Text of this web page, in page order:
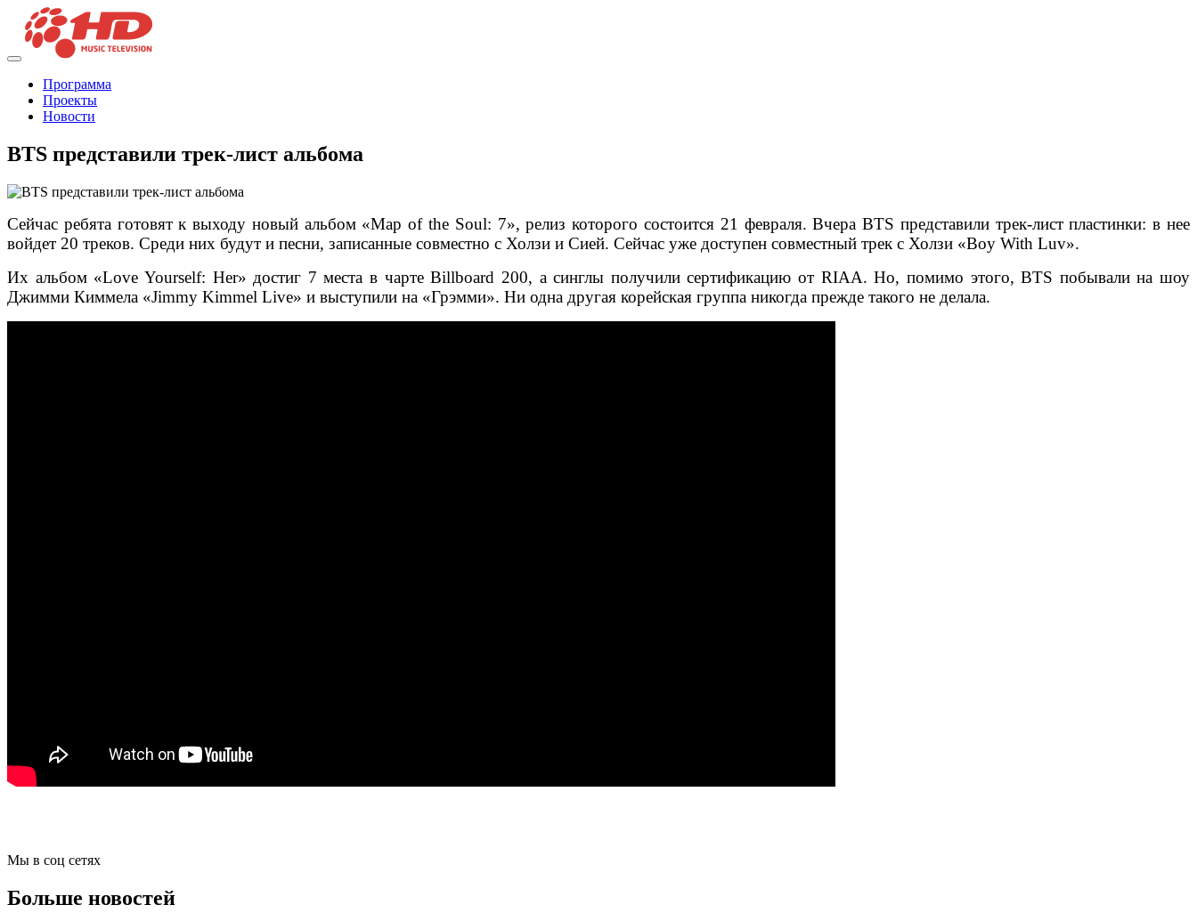
Программа
Проекты
Новости
BTS представили трек-лист альбома
Сейчас ребята готовят к выходу новый альбом «Map of the Soul: 7», релиз которого состоится 21 февраля. Вчера BTS представили трек-лист пластинки: в нее
войдет 20 треков. Среди них будут и песни, записанные совместно с Холзи и Сией. Сейчас уже доступен совместный трек с Холзи «Boy With Luv».
Их альбом «Love Yourself: Her» достиг 7 места в чарте Billboard 200, а синглы получили сертификацию от RIAA. Но, помимо этого, BTS побывали на шоу
Джимми Киммела «Jimmy Kimmel Live» и выступили на «Грэмми». Ни одна другая корейская группа никогда прежде такого не делала.
Мы в соц сетях
Больше новостей